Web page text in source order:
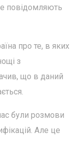
повідомляють
про те, в яких
з
що в даний
були розмови
Але це